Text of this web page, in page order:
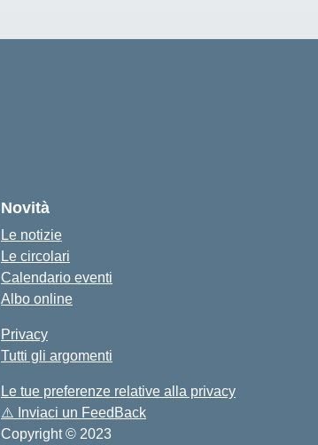
Novità
Le notizie
Le circolari
Calendario eventi
Albo online
Privacy
Tutti gli argomenti
Le tue preferenze relative alla privacy
⚠️ Inviaci un FeedBack
Copyright © 2023